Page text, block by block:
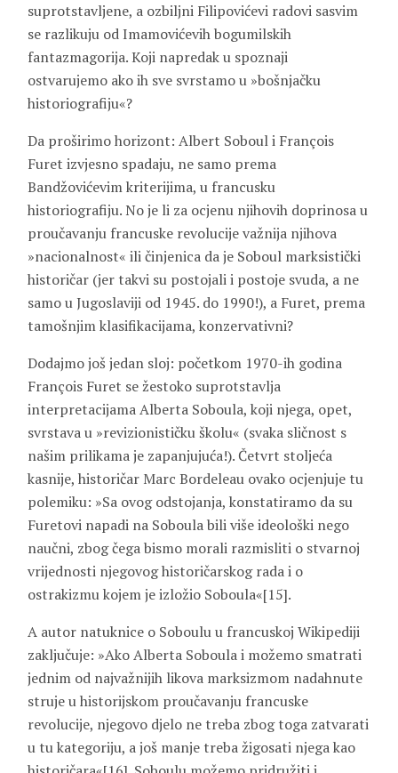
suprotstavljene, a ozbiljni Filipovićevi radovi sasvim
se razlikuju od Imamovićevih bogumilskih
fantazmagorija. Koji napredak u spoznaji
ostvarujemo ako ih sve svrstamo u »bošnjačku
historiografiju«?
Da proširimo horizont: Albert Soboul i François
Furet izvjesno spadaju, ne samo prema
Bandžovićevim kriterijima, u francusku
historiografiju. No je li za ocjenu njihovih doprinosa u
proučavanju francuske revolucije važnija njihova
»nacionalnost« ili činjenica da je Soboul marksistički
historičar (jer takvi su postojali i postoje svuda, a ne
samo u Jugoslaviji od 1945. do 1990!), a Furet, prema
tamošnjim klasifikacijama, konzervativni?
Dodajmo još jedan sloj: početkom 1970-ih godina
François Furet se žestoko suprotstavlja
interpretacijama Alberta Soboula, koji njega, opet,
svrstava u »revizionističku školu« (svaka sličnost s
našim prilikama je zapanjujuća!). Četvrt stoljeća
kasnije, historičar Marc Bordeleau ovako ocjenjuje tu
polemiku: »Sa ovog odstojanja, konstatiramo da su
Furetovi napadi na Soboula bili više ideološki nego
naučni, zbog čega bismo morali razmisliti o stvarnoj
vrijednosti njegovog historičarskog rada i o
ostrakizmu kojem je izložio Soboula«[15].
A autor natuknice o Soboulu u francuskoj Wikipediji
zaključuje: »Ako Alberta Soboula i možemo smatrati
jednim od najvažnijih likova marksizmom nadahnute
struje u historijskom proučavanju francuske
revolucije, njegovo djelo ne treba zbog toga zatvarati
u tu kategoriju, a još manje treba žigosati njega kao